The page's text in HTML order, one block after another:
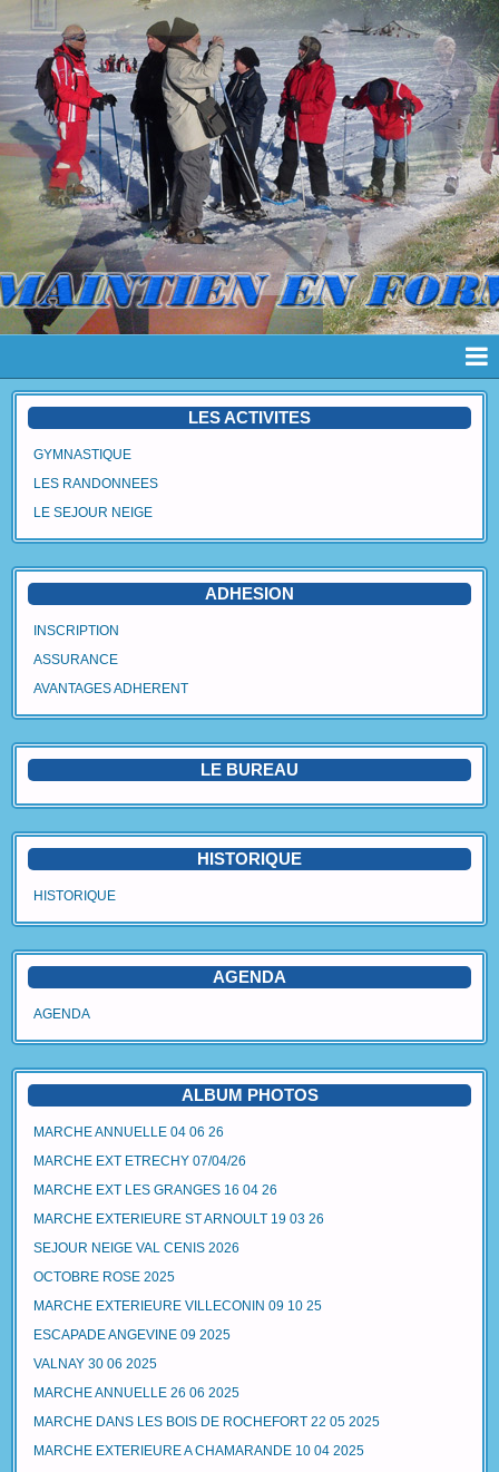
Page d'accueil
Album
Avantages Adhérent
Contact
Blog
LES ACTIVITES
GYMNASTIQUE
LES RANDONNEES
LE SEJOUR NEIGE
ADHESION
INSCRIPTION
ASSURANCE
AVANTAGES ADHERENT
LE BUREAU
HISTORIQUE
HISTORIQUE
AGENDA
AGENDA
ALBUM PHOTOS
MARCHE ANNUELLE 04 06 26
MARCHE EXT ETRECHY 07/04/26
MARCHE EXT LES GRANGES 16 04 26
MARCHE EXTERIEURE ST ARNOULT 19 03 26
SEJOUR NEIGE VAL CENIS 2026
OCTOBRE ROSE 2025
MARCHE EXTERIEURE VILLECONIN 09 10 25
ESCAPADE ANGEVINE 09 2025
VALNAY 30 06 2025
MARCHE ANNUELLE 26 06 2025
MARCHE DANS LES BOIS DE ROCHEFORT 22 05 2025
MARCHE EXTERIEURE A CHAMARANDE 10 04 2025